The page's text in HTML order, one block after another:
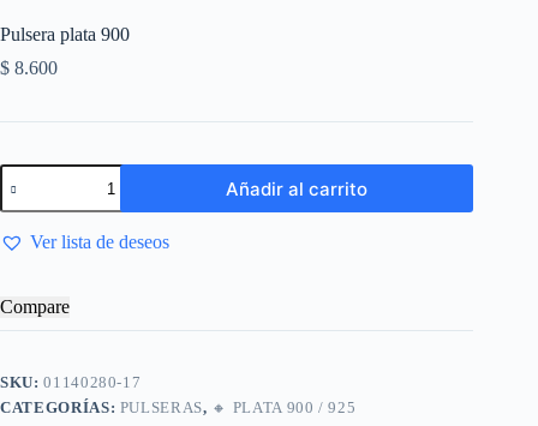
Pulsera plata 900
$ 8.600
Añadir al carrito
Ver lista de deseos
Compare
SKU:01140280-17
CATEGORÍAS: PULSERAS, 🔸​ PLATA 900 / 925